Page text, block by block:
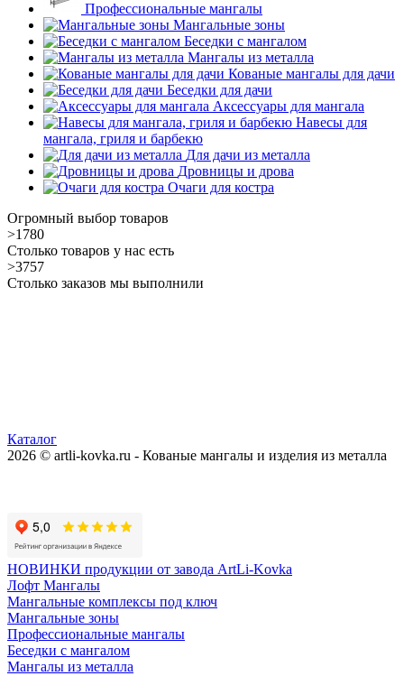
Профессиональные мангалы
Мангальные зоны
Беседки с мангалом
Мангалы из металла
Кованые мангалы для дачи
Беседки для дачи
Аксессуары для мангала
Навесы для
мангала, гриля и барбекю
Для дачи из металла
Дровницы и дрова
Очаги для костра
Огромный выбор товаров
>1780
Столько товаров у нас есть
>3757
Столько заказов мы выполнили
Каталог
2026 © artli-kovka.ru - Кованые мангалы и изделия из металла
НОВИНКИ продукции от завода ArtLi-Kovka
Лофт Мангалы
Мангальные комплексы под ключ
Мангальные зоны
Профессиональные мангалы
Беседки с мангалом
Мангалы из металла